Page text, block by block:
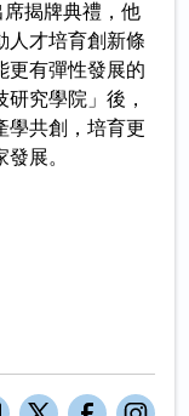
揭牌典禮，他
人才培育創新條
更有彈性發展的
究學院」後，
學共創，培育更
展。